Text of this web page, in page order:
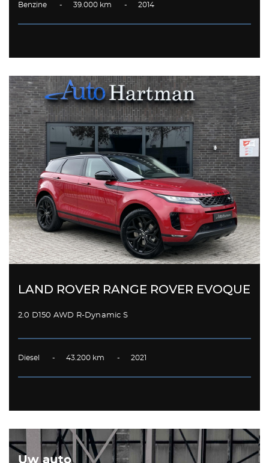
Benzine - 39.000 km - 2014
LAND ROVER RANGE ROVER EVOQUE
2.0 D150 AWD R-Dynamic S
Diesel - 43.200 km - 2021
Uw auto